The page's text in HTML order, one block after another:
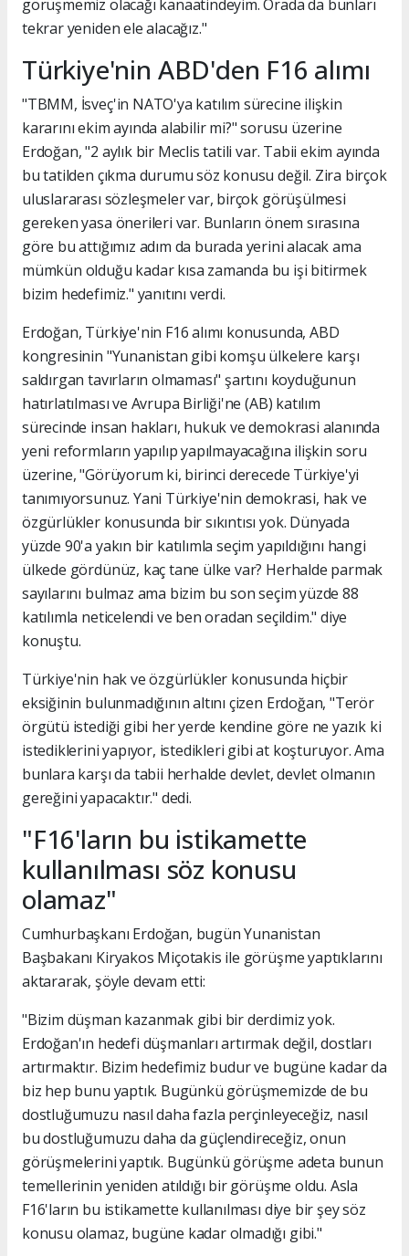
görüşmemiz olacağı kanaatindeyim. Orada da bunları
tekrar yeniden ele alacağız."
Türkiye'nin ABD'den F16 alımı
"TBMM, İsveç'in NATO'ya katılım sürecine ilişkin
kararını ekim ayında alabilir mi?" sorusu üzerine
Erdoğan, "2 aylık bir Meclis tatili var. Tabii ekim ayında
bu tatilden çıkma durumu söz konusu değil. Zira birçok
uluslararası sözleşmeler var, birçok görüşülmesi
gereken yasa önerileri var. Bunların önem sırasına
göre bu attığımız adım da burada yerini alacak ama
mümkün olduğu kadar kısa zamanda bu işi bitirmek
bizim hedefimiz." yanıtını verdi.
Erdoğan, Türkiye'nin F16 alımı konusunda, ABD
kongresinin "Yunanistan gibi komşu ülkelere karşı
saldırgan tavırların olmaması" şartını koyduğunun
hatırlatılması ve Avrupa Birliği'ne (AB) katılım
sürecinde insan hakları, hukuk ve demokrasi alanında
yeni reformların yapılıp yapılmayacağına ilişkin soru
üzerine, "Görüyorum ki, birinci derecede Türkiye'yi
tanımıyorsunuz. Yani Türkiye'nin demokrasi, hak ve
özgürlükler konusunda bir sıkıntısı yok. Dünyada
yüzde 90'a yakın bir katılımla seçim yapıldığını hangi
ülkede gördünüz, kaç tane ülke var? Herhalde parmak
sayılarını bulmaz ama bizim bu son seçim yüzde 88
katılımla neticelendi ve ben oradan seçildim." diye
konuştu.
Türkiye'nin hak ve özgürlükler konusunda hiçbir
eksiğinin bulunmadığının altını çizen Erdoğan, "Terör
örgütü istediği gibi her yerde kendine göre ne yazık ki
istediklerini yapıyor, istedikleri gibi at koşturuyor. Ama
bunlara karşı da tabii herhalde devlet, devlet olmanın
gereğini yapacaktır." dedi.
"F16'ların bu istikamette
kullanılması söz konusu
olamaz"
Cumhurbaşkanı Erdoğan, bugün Yunanistan
Başbakanı Kiryakos Miçotakis ile görüşme yaptıklarını
aktararak, şöyle devam etti:
"Bizim düşman kazanmak gibi bir derdimiz yok.
Erdoğan'ın hedefi düşmanları artırmak değil, dostları
artırmaktır. Bizim hedefimiz budur ve bugüne kadar da
biz hep bunu yaptık. Bugünkü görüşmemizde de bu
dostluğumuzu nasıl daha fazla perçinleyeceğiz, nasıl
bu dostluğumuzu daha da güçlendireceğiz, onun
görüşmelerini yaptık. Bugünkü görüşme adeta bunun
temellerinin yeniden atıldığı bir görüşme oldu. Asla
F16'ların bu istikamette kullanılması diye bir şey söz
konusu olamaz, bugüne kadar olmadığı gibi."